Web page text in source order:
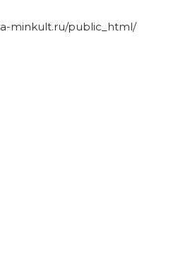
minkult.ru/public_html/